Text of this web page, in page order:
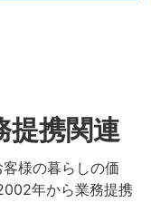
提携関連
様の暮らしの価
年から業務提携